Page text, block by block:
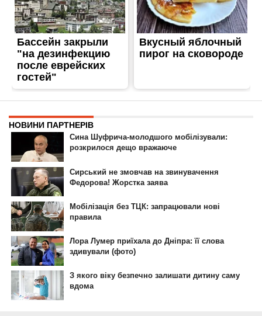
© 2007-2022 Інформатор - Національне інтернет-видання.
При повному або частковому використанні матеріалів сайту посилання
на сайт інтернет-видання nikopol.informator.ua
інформації є обов'язковим.